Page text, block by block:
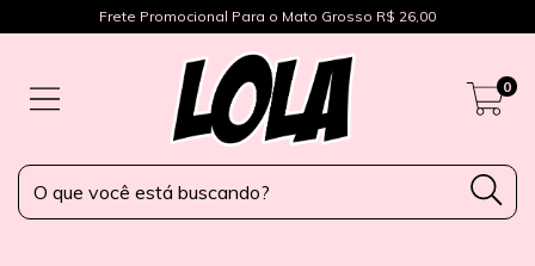
Frete Promocional Para o Mato Grosso R$ 26,00
0